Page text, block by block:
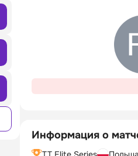
Информация о